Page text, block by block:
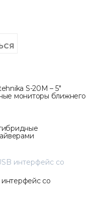
S-20M – 5"
мониторы ближнего
со